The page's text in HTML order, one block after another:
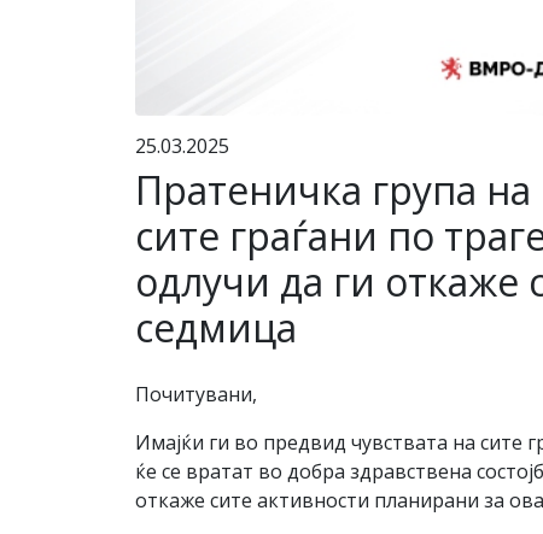
25.03.2025
Пратеничка група
сите граѓани по
одлучи да ги откаже
седмица
Почитувани,
Имајќи ги во предвид чувствата на сите
ќе се вратат во добра здравствена
откаже сите активности планирани за